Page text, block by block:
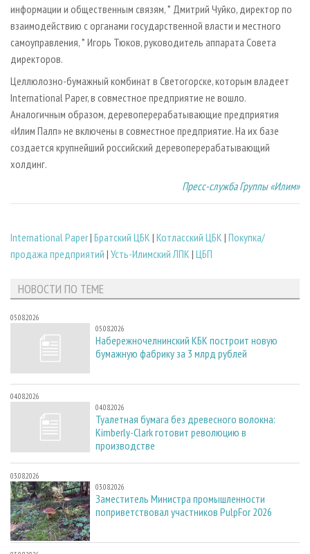
информации и общественным связям, * Дмитрий Чуйко, директор по
взаимодействию с органами государственной власти и местного
самоуправления, * Игорь Тюков, руководитель аппарата Совета
директоров.
Целлюлозно-бумажный комбинат в Светогорске, которым владеет
International Paper, в совместное предприятие не вошло.
Аналогичным образом, деревоперерабатывающие предприятия
«Илим Палп» не включены в совместное предприятие. На их базе
создается крупнейший российский деревоперерабатывающий
холдинг.
Пресс-служба Группы «Илим»
International Paper| Братский ЦБК | Котласский ЦБК | Покупка/
продажа предприятий | Усть-Илимский ЛПК | ЦБП
НОВОСТИ ПО ТЕМЕ
05.08.2026
05.08.2026
Набережночелнинский КБК построит новую
бумажную фабрику за 3 млрд рублей
04.08.2026
04.08.2026
Туалетная бумага без древесного волокна:
Kimberly-Clark готовит революцию в
производстве
03.08.2026
03.08.2026
Заместитель Министра промышленности
поприветствовал участников PulpFor 2026